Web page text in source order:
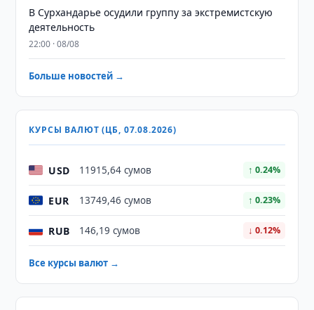
В Сурхандарье осудили группу за экстремистскую
деятельность
22:00 · 08/08
Больше новостей →
КУРСЫ ВАЛЮТ (ЦБ, 07.08.2026)
USD 11915,64 сумов ↑ 0.24%
EUR 13749,46 сумов ↑ 0.23%
RUB 146,19 сумов ↓ 0.12%
Все курсы валют →